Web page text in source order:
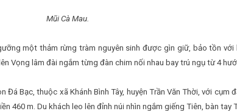
Mũi Cà Mau.
một thảm rừng tràm nguyên sinh được gìn giữ, bảo tồn
Vọng lâm đài ngắm từng đàn chim nối nhau bay trú ngụ từ 4
Bạc, thuộc xã Khánh Bình Tây, huyện Trần Văn Thời, với cụm
460 m. Du khách leo lên đỉnh núi nhìn ngắm giếng Tiên, bàn tay